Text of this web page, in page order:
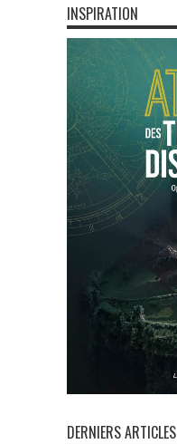
INSPIRATION
DERNIERS ARTICLES